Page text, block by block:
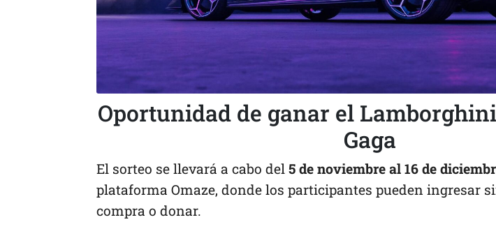
Oportunidad de ganar el
Gaga
El sorteo se llevará a cabo del 5 de noviembre al 16 de
plataforma Omaze, donde los participantes pueden ingresar
compra o donar.